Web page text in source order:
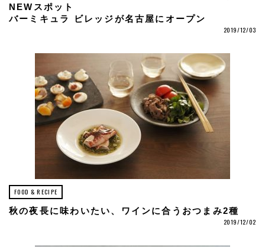
NEWスポット
バーミキュラ ビレッジが名古屋にオープン
2019/12/03
FOOD & RECIPE
秋の夜長に味わいたい、ワインに合うおつまみ2種
2019/12/02